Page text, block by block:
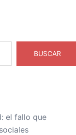
BUSCAR
el fallo que